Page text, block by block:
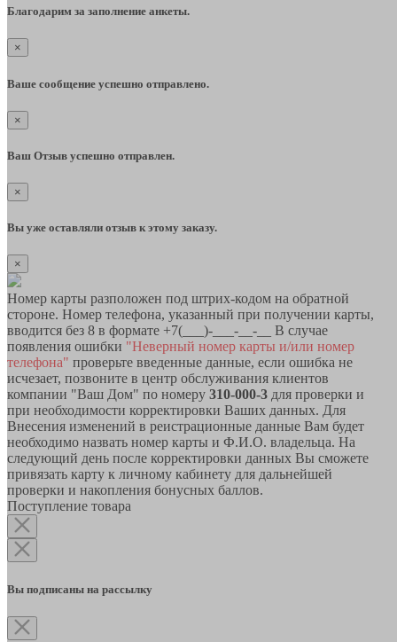
Благодарим за заполнение анкеты.
×
Ваше сообщение успешно отправлено.
×
Ваш Отзыв успешно отправлен.
×
Вы уже оставляли отзыв к этому заказу.
×
Номер карты разположен под штрих-кодом на обратной
стороне. Номер телефона, указанный при получении карты,
вводится без 8 в формате +7(___)-___-__-__ В случае
появления ошибки "Неверный номер карты и/или номер
телефона" проверьте введенные данные, если ошибка не
исчезает, позвоните в центр обслуживания клиентов
компании "Ваш Дом" по номеру 310-000-3 для проверки и
при необходимости корректировки Ваших данных. Для
Внесения изменений в реистрационные данные Вам будет
необходимо назвать номер карты и Ф.И.О. владельца. На
следующий день после корректировки данных Вы сможете
привязать карту к личному кабинету для дальнейшей
проверки и накопления бонусных баллов.
Поступление товара
Вы подписаны на рассылку